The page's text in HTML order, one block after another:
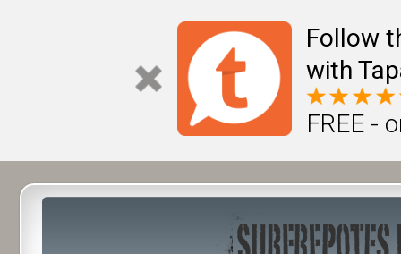
Follow
with
FREE -